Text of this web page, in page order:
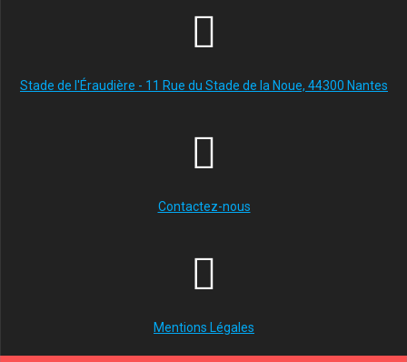
Stade de l'Éraudière - 11 Rue du Stade de la Noue, 44300 Nantes
Contactez-nous
Mentions Légales